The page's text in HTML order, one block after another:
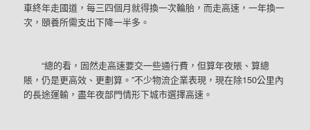
車終年走國道，每三四個月就得換一次輪胎，而走高速，一年換一
次，頤養所需支出下降一半多。
“總的看，固然走高速要交一些通行費，但算年夜賬、算總
賬，仍是更高效、更劃算。”不少物流企業表現，現在除150公里內
的長途運輸，盡年夜部門情形下城市選擇高速。